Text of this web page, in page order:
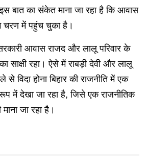
इस बात का संकेत माना जा रहा है कि आवास
चरण में पहुंच चुका है।
आवास राजद और लालू परिवार के
साक्षी रहा। ऐसे में राबड़ी देवी और लालू
विदा होना बिहार की राजनीति में एक
में देखा जा रहा है, जिसे एक राजनीतिक
जा रहा है।